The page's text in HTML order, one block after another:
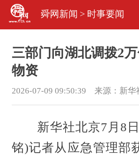
舜网新闻 > 时事要闻
三部门向湖北调拨2
物资
2026-07-09 09:50:39 来源： 新华
新华社北京7月8日
铭)记者从应急管理部